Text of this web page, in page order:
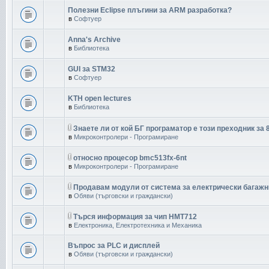
Полезни Eclipse плъгини за ARM разработка?
в Софтуер
Anna's Archive
в Библиотека
GUI за STM32
в Софтуер
KTH open lectures
в Библиотека
Знаете ли от кой БГ програматор е този преходник за
в Микроконтролери - Програмиране
относно процесор bmc513fx-6nt
в Микроконтролери - Програмиране
Продавам модули от система за електрически
в Обяви (търговски и граждански)
Търся информация за чип HMT712
в Електроника, Електротехника и Механика
Въпрос за PLC и дисплей
в Обяви (търговски и граждански)